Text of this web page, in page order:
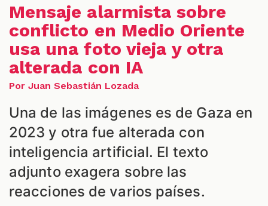
Mensaje alarmista sobre
conflicto en Medio Oriente
usa una foto vieja y otra
alterada con IA
Por Juan Sebastián Lozada
Una de las imágenes es de Gaza en
2023 y otra fue alterada con
inteligencia artificial. El texto
adjunto exagera sobre las
reacciones de varios países.